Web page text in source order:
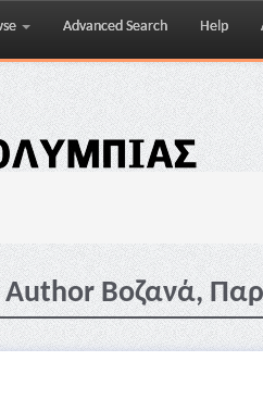
Advanced Search Help
Author Βοζανά,